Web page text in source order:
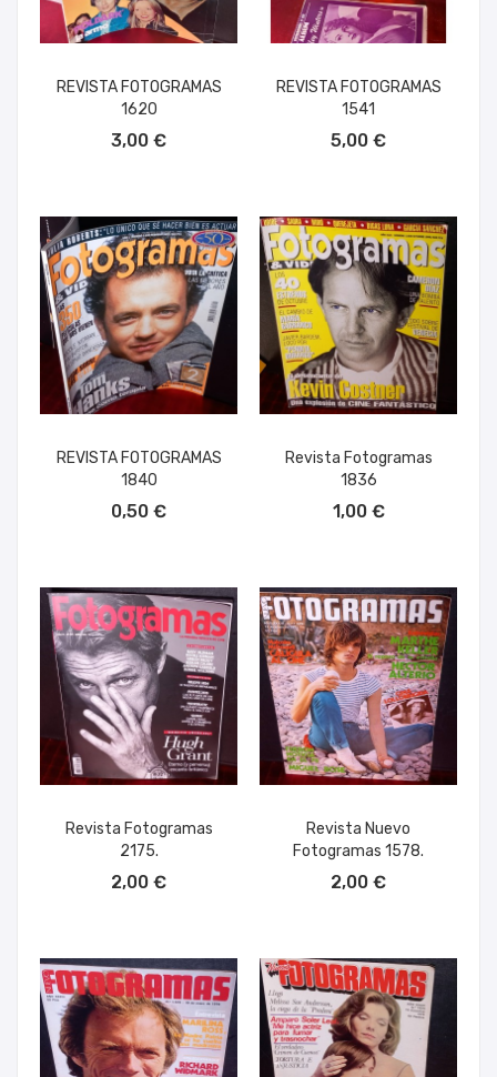
REVISTA FOTOGRAMAS
1620
3,00 €
REVISTA FOTOGRAMAS
1541
5,00 €
REVISTA FOTOGRAMAS
1840
0,50 €
Revista Fotogramas
1836
1,00 €
Revista Fotogramas
2175.
2,00 €
Revista Nuevo
Fotogramas 1578.
2,00 €